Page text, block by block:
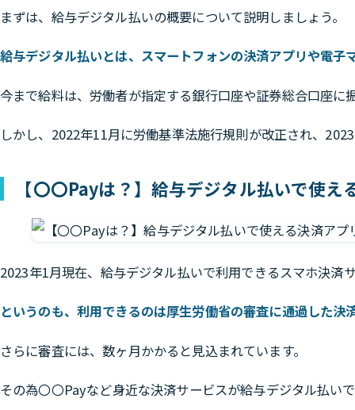
まずは、給与デジタル払いの概要について説明しましょう。
給与デジタル払いとは、スマートフォンの決済アプリや電子
今まで給料は、労働者が指定する銀行口座や証券総合口座
しかし、2022年11月に労働基準法施行規則が改正され、
【〇〇Payは？】給与デジタル払いで使
2023年1月現在、給与デジタル払いで利用できるスマホ決済
というのも、利用できるのは厚生労働省の審査に通過した
さらに審査には、数ヶ月かかると見込まれています。
その為〇〇Payなど身近な決済サービスが給与デジタル払い